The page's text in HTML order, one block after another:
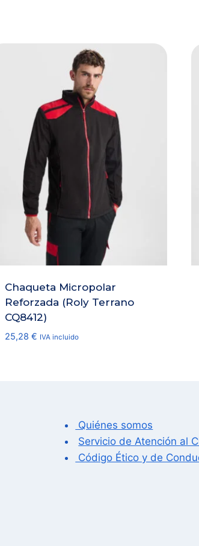
Chaqueta Micropolar
Reforzada (Roly Terrano
CQ8412)
25,28 € IVA incluido
Quiénes somos
Servicio de Atención al
Código Ético y de